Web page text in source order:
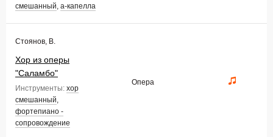
смешанный, а-капелла
Стоянов, В.
Хор из оперы
"Саламбо"
Инструменты: хор
смешанный,
фортепиано -
сопровождение
Опера